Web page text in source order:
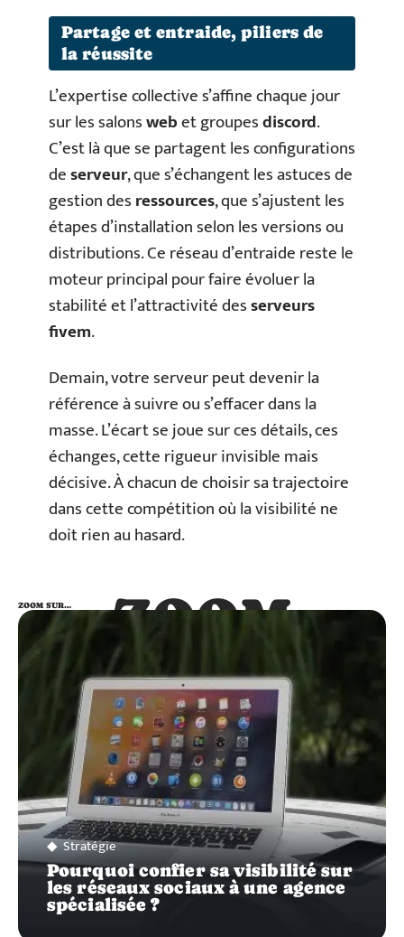
Partage et entraide, piliers de
la réussite
L’expertise collective s’affine chaque jour
sur les salonswebet groupesdiscord.
C’est là que se partagent les configurations
deserveur, que s’échangent les astuces de
gestion desressources, que s’ajustent les
étapes d’installation selon les versions ou
distributions. Ce réseau d’entraide reste le
moteur principal pour faire évoluer la
stabilité et l’attractivité desserveurs
fivem.
Demain, votre serveur peut devenir la
référence à suivre ou s’effacer dans la
masse. L’écart se joue sur ces détails, ces
échanges, cette rigueur invisible mais
décisive. À chacun de choisir sa trajectoire
dans cette compétition où la visibilité ne
doit rien au hasard.
ZOOM
SUR…
ZOOM SUR…
Stratégie
Pourquoi confier sa visibilité sur
les réseaux sociaux à une agence
spécialisée ?